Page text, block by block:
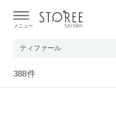
よる配送遅延が発生しておりま
メニュー
在庫なしも表示
388件